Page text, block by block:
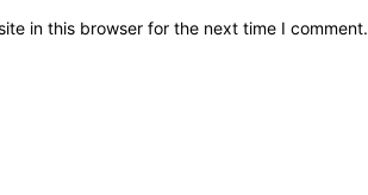
in this browser for the next time I comment.